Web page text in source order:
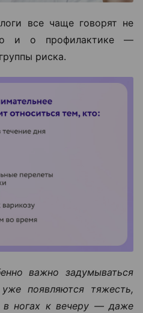
все чаще говорят не
и о профилактике —
риска.
важно задумываться
появляются тяжесть,
в ногах к вечеру — даже